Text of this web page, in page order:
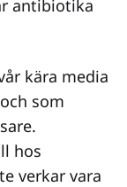
antibiotika
kära media
som
hos
verkar vara